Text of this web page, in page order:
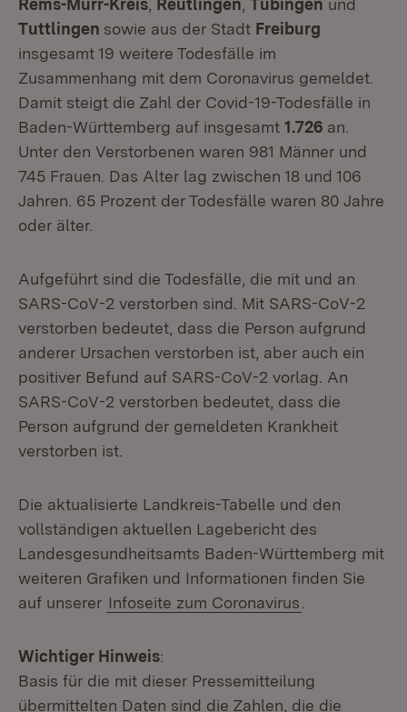
Rems-Murr-Kreis Reutlingen Tübingen und
Tuttlingen sowie aus der Stadt Freiburg
insgesamt 19 weitere Todesfälle im
Zusammenhang mit dem Coronavirus gemeldet.
Damit steigt die Zahl der Covid-19-Todesfälle in
Baden-Württemberg auf insgesamt 1.726 an.
Unter den Verstorbenen waren 981 Männer und
745 Frauen. Das Alter lag zwischen 18 und 106
Jahren. 65 Prozent der Todesfälle waren 80 Jahre
oder älter.
Aufgeführt sind die Todesfälle, die mit und an
SARS-CoV-2 verstorben sind. Mit SARS-CoV-2
verstorben bedeutet, dass die Person aufgrund
anderer Ursachen verstorben ist, aber auch ein
positiver Befund auf SARS-CoV-2 vorlag. An
SARS-CoV-2 verstorben bedeutet, dass die
Person aufgrund der gemeldeten Krankheit
verstorben ist.
Die aktualisierte Landkreis-Tabelle und den
vollständigen aktuellen Lagebericht des
Landesgesundheitsamts Baden-Württemberg mit
weiteren Grafiken und Informationen finden Sie
auf unserer Infoseite zum Coronavirus
Wichtiger Hinweis:
Basis für die mit dieser Pressemitteilung
übermittelten Daten sind die Zahlen, die die